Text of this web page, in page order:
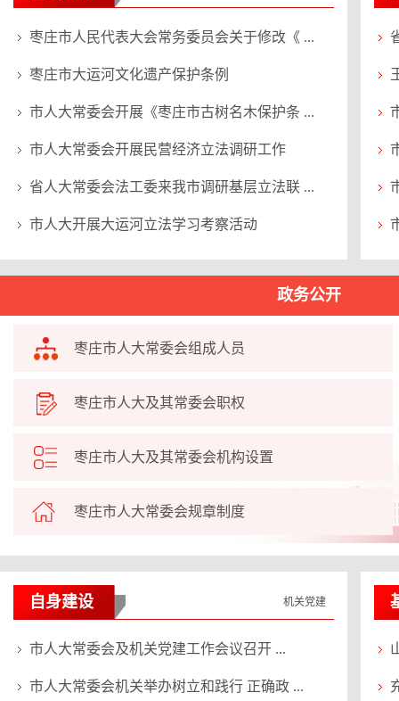
枣庄市人民代表大会常务委员会关于修改《 ...
枣庄市大运河文化遗产保护条例
市人大常委会开展《枣庄市古树名木保护条 ...
市人大常委会开展民营经济立法调研工作
省人大常委会法工委来我市调研基层立法联 ...
市人大开展大运河立法学习考察活动
政务公开
枣庄市人大常委会组成人员
枣庄市人大及其常委会职权
枣庄市人大及其常委会机构设置
枣庄市人大常委会规章制度
自身建设 机关党建
市人大常委会及机关党建工作会议召开 ...
市人大常委会机关举办树立和践行 正确政 ...